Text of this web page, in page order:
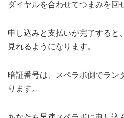
ダイヤルを合わせてつまみを回
申し込みと支払いが完了すると
見れるようになります。
暗証番号は、スペラボ側でラン
ります。